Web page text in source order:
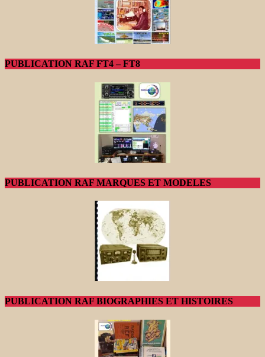
PUBLICATION RAF FT4 – FT8
PUBLICATION RAF MARQUES ET MODELES
PUBLICATION RAF BIOGRAPHIES ET HISTOIRES